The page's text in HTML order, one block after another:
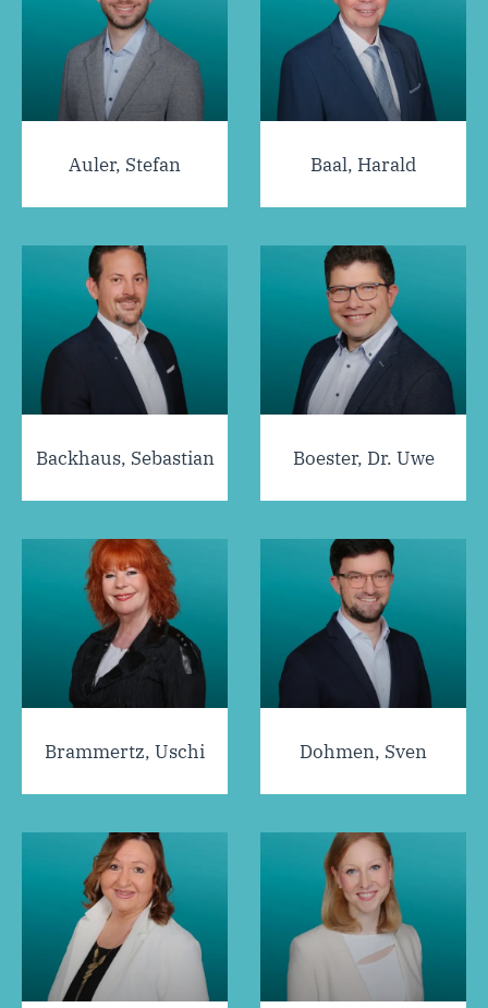
Auler, Stefan Baal, Harald
Backhaus, Sebastian Boester, Dr. Uwe
Brammertz, Uschi Dohmen, Sven